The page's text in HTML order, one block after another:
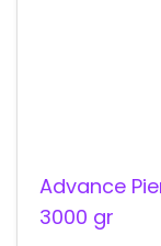
Advance
3000 gr